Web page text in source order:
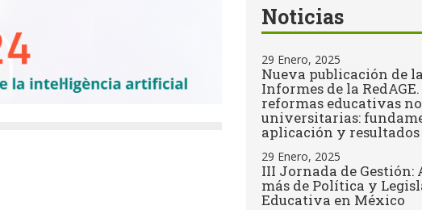
Noticias
29 Enero, 2025
Nueva publicación de
Informes de la
reformas educativas no
universitarias:
aplicación y resultados
29 Enero, 2025
III Jornada de Gestión:
más de Política y
Educativa en México